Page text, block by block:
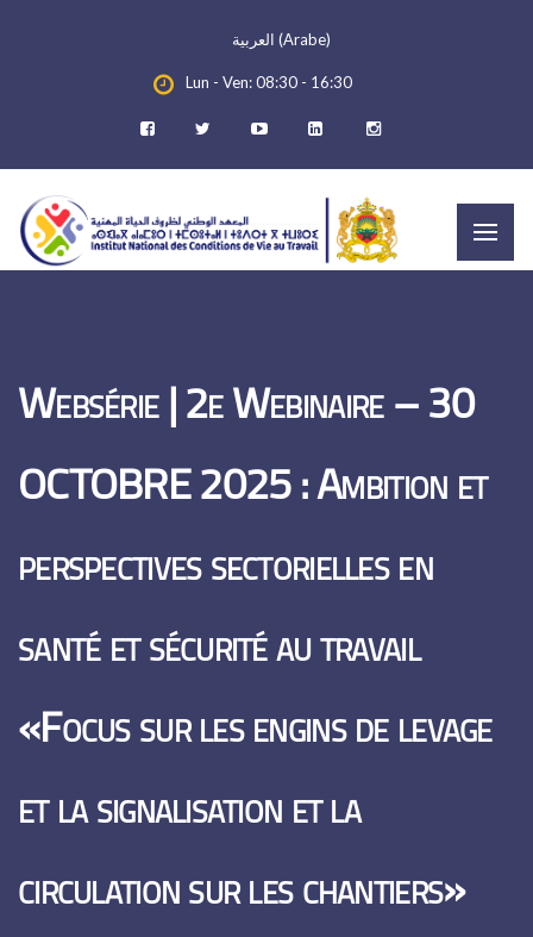
العربية (Arabe)
Lun - Ven: 08:30 - 16:30
Websérie | 2e Webinaire – 30
OCTOBRE 2025 : Ambition et
perspectives sectorielles en
santé et sécurité au travail
«Focus sur les engins de levage
et la signalisation et la
circulation sur les chantiers»